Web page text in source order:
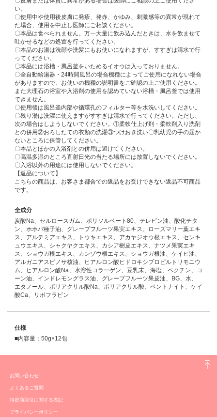
い。
〇使用中や使用後皮膚に発疹、発赤、かゆみ、刺激感等の異常が現れて
た場合、使用を中止し医師にご相談ください。
〇本品は食べられません。万一大量に飲み込んだときは、水を飲ませて
吐かせるなどの処置を行ってください。
〇本品のお湯は洗顔や洗髪にもお使いになれますが、すすぎは清水で行
ってください。
〇本品には浴槽・風呂釜をいためるイオウは入っておりません。
〇全自動給湯器・24時間風呂の場合機種によってご使用になれない場合
がありますので、お使いの機種の説明書をご確認の上ご使用ください。
また大理石の浴室や入浴剤の使用を認めていない浴槽・風呂釜では使用
できません。
〇使用後は風呂釜内部や循環孔のフィルター等を水洗いしてください。
〇残り湯は洗濯に使えますがすすぎは清水で行ってください。ただし、
次の場合はしようしないでください。①柔軟仕上げ剤・柔軟剤入り洗剤
との併用②おろしたての衣類の洗濯③つけおき洗い〇乳幼児の手の届か
ないところに保管してください。
〇本品とほかの入浴剤との併用は避けてください。
〇高温多湿のところ直射日光の当たる場所には放置しないでください。
〇入浴以外の用途には使用しないでください。
【返品について】
こちらの商品は、お客さま都合での返品をお受けできない返品不可商品
です。
全成分
炭酸Na、セルロースガム、ポリソルベート80、テレビン油、酸化チタ
ン、ホホバ種子油、グレープフルーツ果実エキス、ローズマリー葉エキ
ス、アルテミアエキス、トウキエキス、アカヤジオウ根エキス、センキ
ュウエキス、シャクヤクエキス、カシア樹皮エキス、ナツメ果実エキ
ス、ショウガ根エキス、カンゾウ根エキス、ショウガ根油、ケイヒ油、
アルガニアスピノサ核油、ヒアルロン酸ヒドロキシプロピルトリモニウ
ム、ヒアルロン酸Na、水溶性コラーゲン、豆乳末、海塩、ペクチン、コ
ーン油、インドレモングラス油、グレープフルーツ果皮油、BG、水、
エタノール、ポリアクリル酸Na、ポリアクリル酸、ベントナイト、ケイ
酸Ca、リボフラビン
仕様
■内容量：50g×12包
お問い合わせ
よくあるご質問
特定商取引に関する表記
プライバシーポリシー